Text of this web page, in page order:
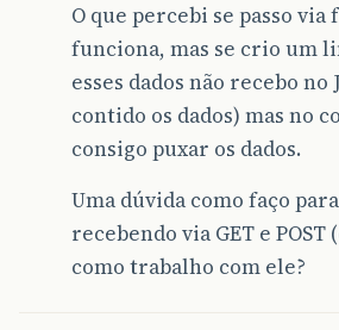
O que percebi se passo
funciona, mas se crio um
esses dados não recebo no
contido os dados) mas no
consigo puxar os dados.
Uma dúvida como faço
recebendo via GET e POST
como trabalho com ele?